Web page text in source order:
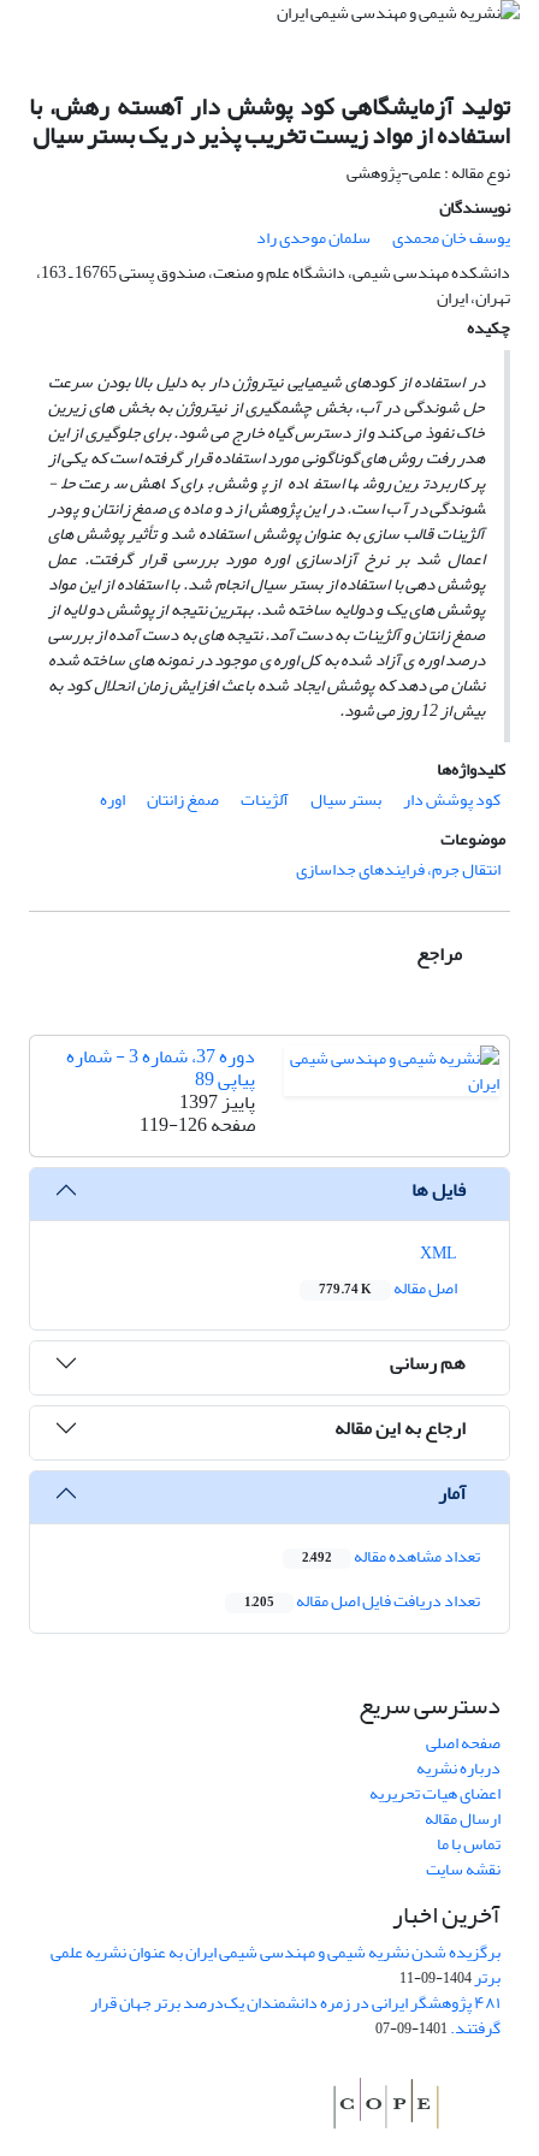
تولید آزمایشگاهی کود پوشش دار آهسته رهش، با
استفاده از مواد زیست تخریب پذیر در یک بستر سیال
نوع مقاله : علمی-پژوهشی
نویسندگان
یوسف خان محمدی
سلمان موحدی راد
دانشکده مهندسی شیمی، دانشگاه علم و صنعت، صندوق پستی 16765 ـ 163،
تهران، ایران
چکیده
در استفاده از کودهای شیمیایی نیتروژن دار به دلیل بالا بودن سرعت
حل شوندگی در آب، بخش چشمگیری از نیتروژن به بخش­ های زیرین
خاک نفوذ می ­کند و از دسترس گیاه خارج می­ شود. برای جلوگیری از این
هدر رفت روش ­های گوناگونی مورد استفاده قرار گرفته است که یکی از
پر کاربردترین روش­ها استفاده از پوشش برای کاهش سرعت حل­
شوندگی در آب است. در این پژوهش از دو ماده ­ی صمغ زانتان­ و پودر
آلژینات قالب ­سازی به عنوان پوشش استفاده شد و تأثیر پوشش ­های
اعمال شد بر نرخ آزاد­سازی اوره مورد بررسی قرار گرفتت. عمل
پوشش دهی با استفاده از بستر سیال انجام شد. با استفاده از این مواد
پوشش ­های یک و دولایه ساخته شد. بهترین نتیجه از پوشش دو لایه از
صمغ زانتان­ و آلژینات به دست آمد. نتیجه ­های به دست آمده از بررسی
درصد اوره ­ی آزاد شده به کل اوره ­ی موجود در نمونه های ساخته شده
نشان می ­دهد که پوشش ایجاد شده باعث افزایش زمان انحلال کود به
بیش از 12 روز می­ شود.
کلیدواژه‌ها
کود پوشش دار
بستر سیال آلژینات صمغ زانتان
اوره
موضوعات
انتقال جرم، فرایندهای جداسازی
مراجع
دوره 37، شماره 3 - شماره
پیاپی 89
پاییز 1397
صفحه119-126
فایل ها
اصل مقاله
779.74 K
هم رسانی
ارجاع به این مقاله
آمار
تعداد مشاهده مقاله 2,492
تعداد دریافت فایل اصل مقاله 1,205
دسترسی سریع
صفحه اصلی
درباره نشریه
اعضای هیات تحریریه
ارسال مقاله
تماس با ما
نقشه سایت
آخرین اخبار
برگزیده شدن نشریه شیمی و مهندسی شیمی ایران به عنوان نشریه علمی
برتر1404-09-11
۴۸۱ پژوهشگر ایرانی در زمره دانشمندان یک‌درصد برتر جهان قرار
گرفتند.1401-09-07